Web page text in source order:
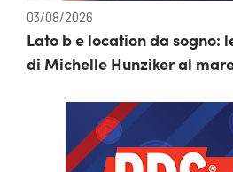
03/08/2026
Lato b e location da sogno:
di Michelle Hunziker al